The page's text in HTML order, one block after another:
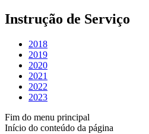
Instrução de Serviço
2018
2019
2020
2021
2022
2023
Fim do menu principal
Início do conteúdo da página